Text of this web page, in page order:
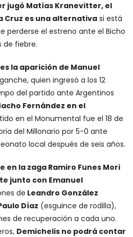
jugó Matías Kranevitter, el
Cruz es una alternativasi está
perderse el estreno ante el Bicho
de fiebre.
la aparición de Manuel
quien ingresó a los 12
del partido ante Argentinos
Fernández en el
en el Monumental fue el 18 de
del Millonario por 5-0 ante
local después de seis años.
en la zaga Ramiro Funes Mori
junto con Emanuel
de Leandro González
Díaz (esguince de rodilla),
de recuperación a cada uno.
Demichelis no podrá contar